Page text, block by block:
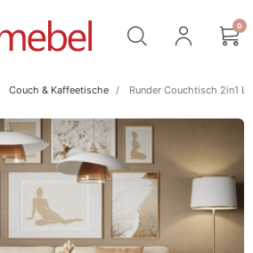
0
Couch & Kaffeetische Runder Couchtisch 2in1